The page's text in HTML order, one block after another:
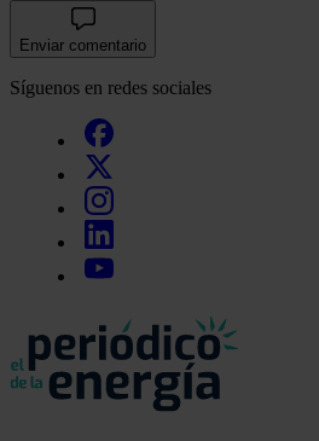
Enviar comentario
Síguenos en redes sociales